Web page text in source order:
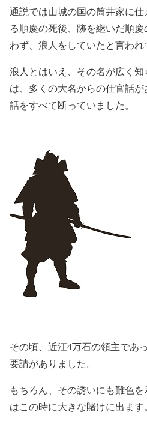
通説では山城の国の筒井家に
る順慶の死後、跡を継いだ順
わず、浪人をしていたと言われ
浪人とはいえ、その名が広く
は、多くの大名からの仕官話
話をすべて断っていました。
その頃、近江4万石の領主であ
要請がありました。
もちろん、その誘いにも難色
はこの時に大きな賭けに出ます。